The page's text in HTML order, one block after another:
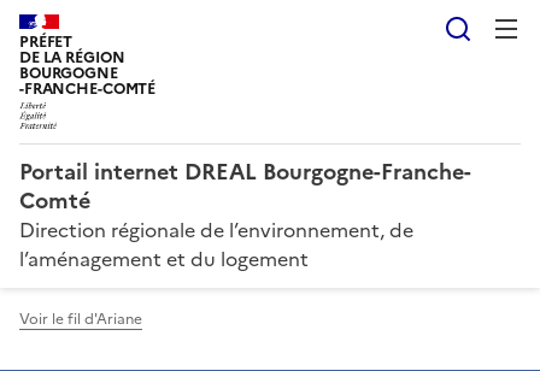
PRÉFET
DE LA RÉGION
BOURGOGNE
-FRANCHE-COMTÉ
Portail internet DREAL Bourgogne-Franche-
Comté
Direction régionale de l’environnement, de
l’aménagement et du logement
Voir le fil d'Ariane